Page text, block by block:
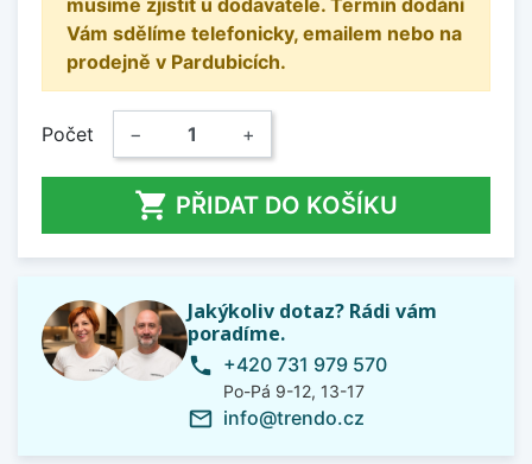
Vám sdělíme telefonicky, emailem nebo na
prodejně v Pardubicích.
Počet − +
 PŘIDAT DO KOŠÍKU
Jakýkoliv dotaz? Rádi vám
poradíme.
phone +420 731 979 570
Po-Pá 9-12, 13-17
mail_outline info@trendo.cz